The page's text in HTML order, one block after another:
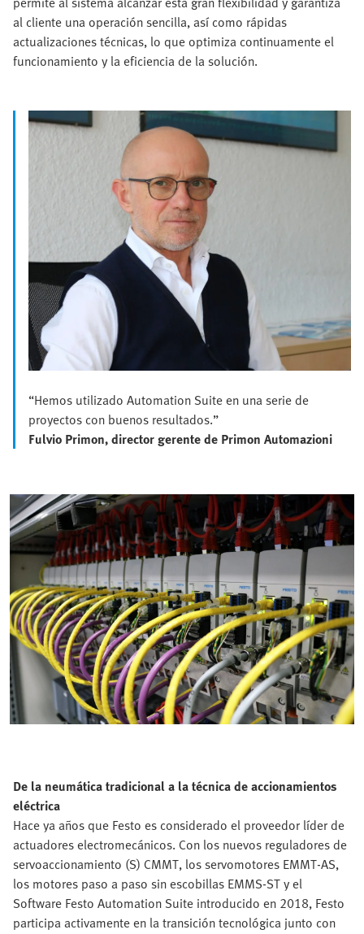
al cliente una operación sencilla, así como rápidas
actualizaciones técnicas, lo que optimiza continuamente el
funcionamiento y la eficiencia de la solución.
“Hemos utilizado Automation Suite en una serie de
proyectos con buenos resultados.”
Fulvio Primon, director gerente de Primon Automazioni
De la neumática tradicional a la técnica de accionamientos
eléctrica
Hace ya años que Festo es considerado el proveedor líder de
actuadores electromecánicos. Con los nuevos reguladores de
servoaccionamiento (S) CMMT, los servomotores EMMT-AS,
los motores paso a paso sin escobillas EMMS-ST y el
Software Festo Automation Suite introducido en 2018, Festo
participa activamente en la transición tecnológica junto con